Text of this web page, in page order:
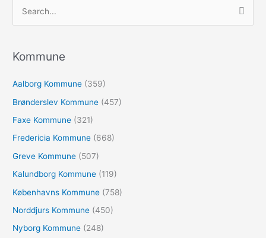
e
t
e
r
Kommune
Aalborg Kommune (359)
Brønderslev Kommune (457)
Faxe Kommune (321)
Fredericia Kommune (668)
Greve Kommune (507)
Kalundborg Kommune (119)
Københavns Kommune (758)
Norddjurs Kommune (450)
Nyborg Kommune (248)